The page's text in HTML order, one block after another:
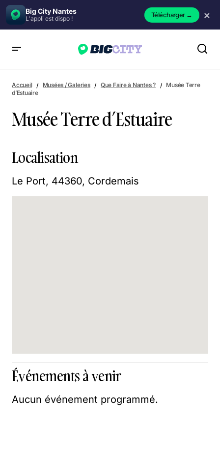
Big City Nantes
L'appli est dispo ! Télécharger→ ×
Accueil Musées / Galeries Que Faire à Nantes ?
Musée Terre
d’Estuaire
Musée Terre d’Estuaire
Localisation
Le Port, 44360, Cordemais
Événements à venir
Aucun événement programmé.